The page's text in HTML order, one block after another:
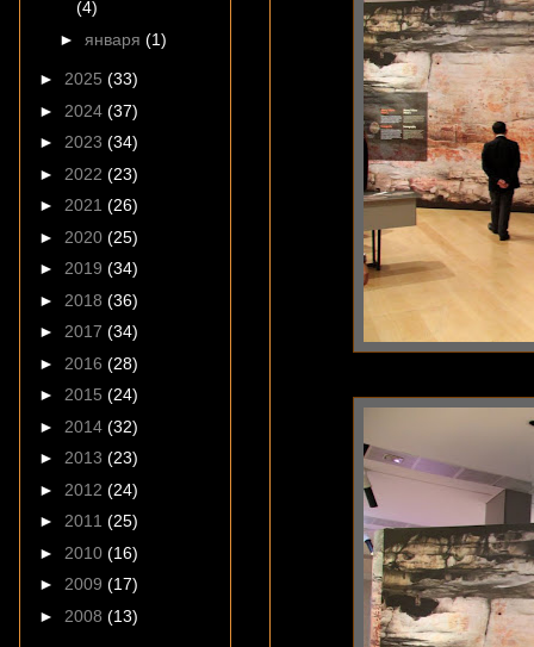
(4)
► января (1)
► 2025 (33)
► 2024 (37)
► 2023 (34)
► 2022 (23)
► 2021 (26)
► 2020 (25)
► 2019 (34)
► 2018 (36)
► 2017 (34)
► 2016 (28)
► 2015 (24)
► 2014 (32)
► 2013 (23)
► 2012 (24)
► 2011 (25)
► 2010 (16)
► 2009 (17)
► 2008 (13)